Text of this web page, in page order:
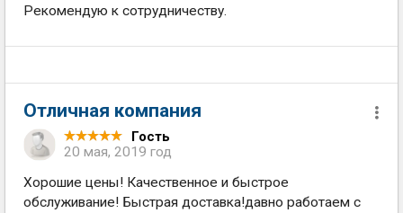
Рекомендую к сотрудничеству.
Отличная компания
Гость
20 мая, 2019 год
Хорошие цены! Качественное и быстрое
обслуживание! Быстрая доставка!давно работаем с